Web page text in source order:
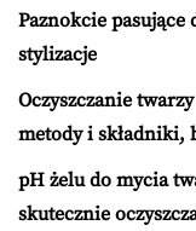
Paznokcie
stylizacje
Oczyszczanie
metody i składniki,
pH żelu do mycia
skutecznie